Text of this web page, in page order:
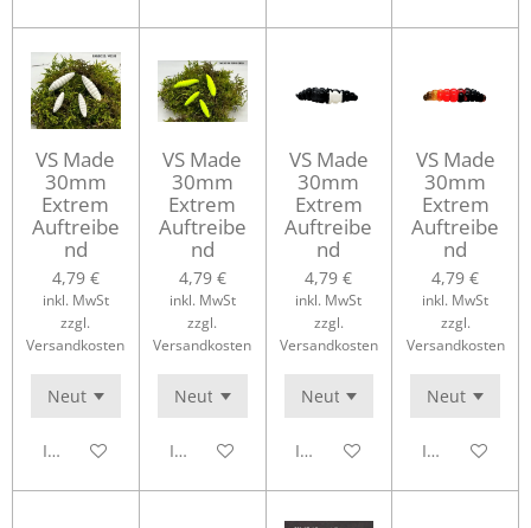
VS Made
30mm
Extrem
Auftreibe
nd
4,79 €
inkl. MwSt
zzgl.
Versandkosten
In den Warenkorb
VS Made
30mm
Extrem
Auftreibe
nd
4,79 €
inkl. MwSt
zzgl.
Versandkosten
In den Warenkorb
VS Made
30mm
Extrem
Auftreibe
nd
4,79 €
inkl. MwSt
zzgl.
Versandkosten
In den Warenkorb
VS Made
30mm
Extrem
Auftreibe
nd
4,79 €
inkl. MwSt
zzgl.
Versandkosten
In den